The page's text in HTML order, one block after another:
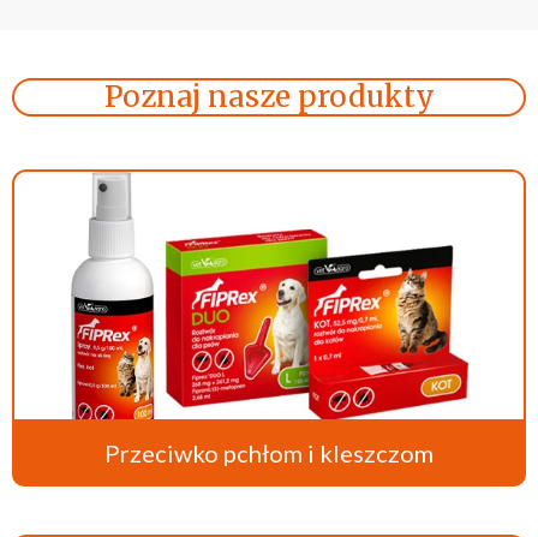
Poznaj nasze produkty
Przeciwko pchłom i kleszczom